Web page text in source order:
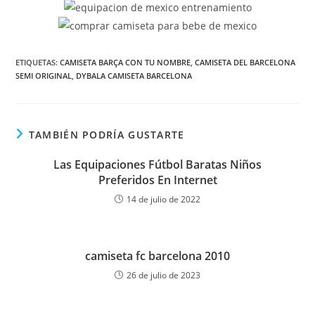
ETIQUETAS:CAMISETA BARÇA CON TU NOMBRE, CAMISETA DEL BARCELONA
SEMI ORIGINAL, DYBALA CAMISETA BARCELONA
TAMBIÉN PODRÍA GUSTARTE
Las Equipaciones Fútbol Baratas Niños
Preferidos En Internet
14 de julio de 2022
camiseta fc barcelona 2010
26 de julio de 2023